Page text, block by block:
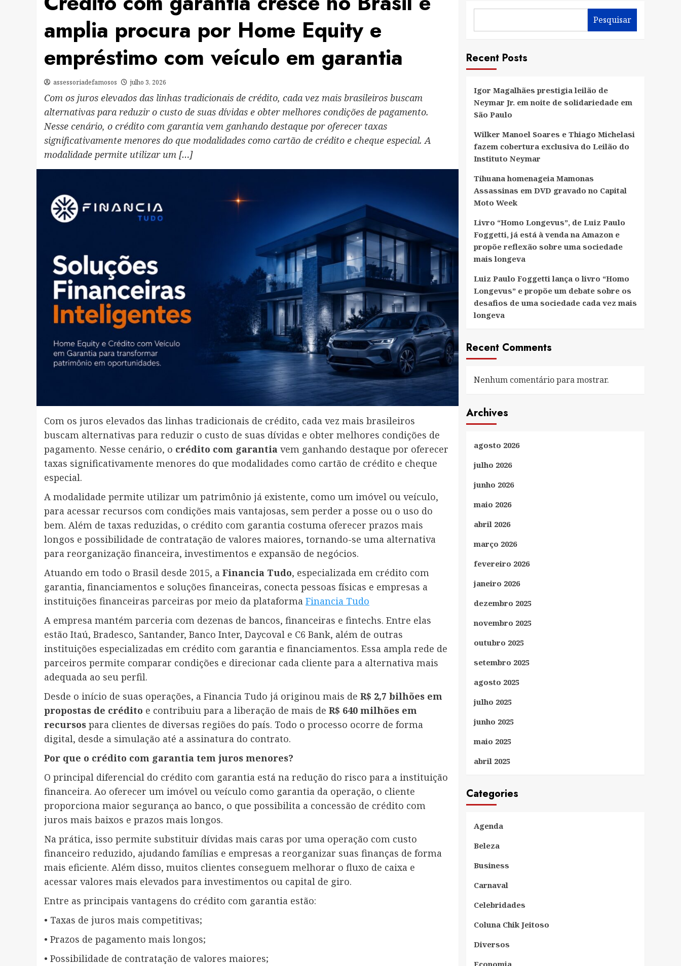
amplia procura por Home Equity e
empréstimo com veículo em garantia
assessoriadefamosos julho 3, 2026
Com os juros elevados das linhas tradicionais de crédito, cada vez mais brasileiros buscam
alternativas para reduzir o custo de suas dívidas e obter melhores condições de pagamento.
Nesse cenário, o crédito com garantia vem ganhando destaque por oferecer taxas
significativamente menores do que modalidades como cartão de crédito e cheque especial. A
modalidade permite utilizar um […]
Com os juros elevados das linhas tradicionais de crédito, cada vez mais brasileiros
buscam alternativas para reduzir o custo de suas dívidas e obter melhores condições de
pagamento. Nesse cenário, o crédito com garantia vem ganhando destaque por oferecer
taxas significativamente menores do que modalidades como cartão de crédito e cheque
especial.
A modalidade permite utilizar um patrimônio já existente, como um imóvel ou veículo,
para acessar recursos com condições mais vantajosas, sem perder a posse ou o uso do
bem. Além de taxas reduzidas, o crédito com garantia costuma oferecer prazos mais
longos e possibilidade de contratação de valores maiores, tornando-se uma alternativa
para reorganização financeira, investimentos e expansão de negócios.
Atuando em todo o Brasil desde 2015, a Financia Tudo, especializada em crédito com
garantia, financiamentos e soluções financeiras, conecta pessoas físicas e empresas a
instituições financeiras parceiras por meio da plataforma Financia Tudo
A empresa mantém parceria com dezenas de bancos, financeiras e fintechs. Entre elas
estão Itaú, Bradesco, Santander, Banco Inter, Daycoval e C6 Bank, além de outras
instituições especializadas em crédito com garantia e financiamentos. Essa ampla rede de
parceiros permite comparar condições e direcionar cada cliente para a alternativa mais
adequada ao seu perfil.
Desde o início de suas operações, a Financia Tudo já originou mais de R$ 2,7 bilhões em
propostas de crédito e contribuiu para a liberação de mais de R$ 640 milhões em
recursos para clientes de diversas regiões do país. Todo o processo ocorre de forma
digital, desde a simulação até a assinatura do contrato.
Por que o crédito com garantia tem juros menores?
O principal diferencial do crédito com garantia está na redução do risco para a instituição
financeira. Ao oferecer um imóvel ou veículo como garantia da operação, o cliente
proporciona maior segurança ao banco, o que possibilita a concessão de crédito com
juros mais baixos e prazos mais longos.
Na prática, isso permite substituir dívidas mais caras por uma operação com custo
financeiro reduzido, ajudando famílias e empresas a reorganizar suas finanças de forma
mais eficiente. Além disso, muitos clientes conseguem melhorar o fluxo de caixa e
acessar valores mais elevados para investimentos ou capital de giro.
Entre as principais vantagens do crédito com garantia estão:
• Taxas de juros mais competitivas;
• Prazos de pagamento mais longos;
• Possibilidade de contratação de valores maiores;
Pesquisar
Recent Posts
Igor Magalhães prestigia leilão de
Neymar Jr. em noite de solidariedade em
São Paulo
Wilker Manoel Soares e Thiago Michelasi
fazem cobertura exclusiva do Leilão do
Instituto Neymar
Tihuana homenageia Mamonas
Assassinas em DVD gravado no Capital
Moto Week
Livro “Homo Longevus”, de Luiz Paulo
Foggetti, já está à venda na Amazon e
propõe reflexão sobre uma sociedade
mais longeva
Luiz Paulo Foggetti lança o livro “Homo
Longevus” e propõe um debate sobre os
desafios de uma sociedade cada vez mais
longeva
Recent Comments
Nenhum comentário para mostrar.
Archives
agosto 2026
julho 2026
junho 2026
maio 2026
abril 2026
março 2026
fevereiro 2026
janeiro 2026
dezembro 2025
novembro 2025
outubro 2025
setembro 2025
agosto 2025
julho 2025
junho 2025
maio 2025
abril 2025
Categories
Agenda
Beleza
Business
Carnaval
Celebridades
Coluna Chik Jeitoso
Diversos
Economia